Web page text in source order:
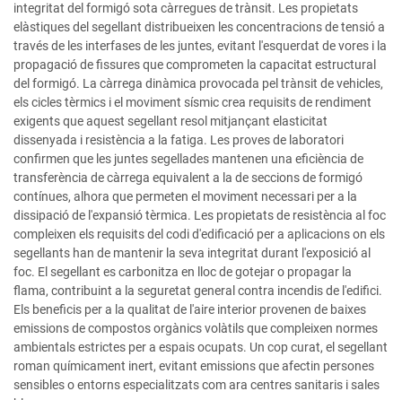
integritat del formigó sota càrregues de trànsit. Les propietats
elàstiques del segellant distribueixen les concentracions de tensió a
través de les interfases de les juntes, evitant l'esquerdat de vores i la
propagació de fissures que comprometen la capacitat estructural
del formigó. La càrrega dinàmica provocada pel trànsit de vehicles,
els cicles tèrmics i el moviment sísmic crea requisits de rendiment
exigents que aquest segellant resol mitjançant elasticitat
dissenyada i resistència a la fatiga. Les proves de laboratori
confirmen que les juntes segellades mantenen una eficiència de
transferència de càrrega equivalent a la de seccions de formigó
contínues, alhora que permeten el moviment necessari per a la
dissipació de l'expansió tèrmica. Les propietats de resistència al foc
compleixen els requisits del codi d'edificació per a aplicacions on els
segellants han de mantenir la seva integritat durant l'exposició al
foc. El segellant es carbonitza en lloc de gotejar o propagar la
flama, contribuint a la seguretat general contra incendis de l'edifici.
Els beneficis per a la qualitat de l'aire interior provenen de baixes
emissions de compostos orgànics volàtils que compleixen normes
ambientals estrictes per a espais ocupats. Un cop curat, el segellant
roman químicament inert, evitant emissions que afectin persones
sensibles o entorns especialitzats com ara centres sanitaris i sales